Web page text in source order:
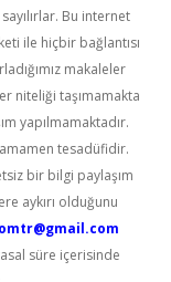
Bu internet
ile hiçbir bağlantısı
makaleler
niteliği taşımamakta
yapılmamaktadır.
tesadüfidir.
bir bilgi paylaşım
aykırı olduğunu
süre içerisinde